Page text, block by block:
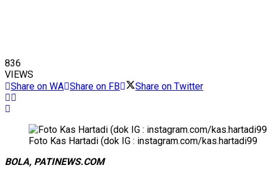
836
VIEWS
Share on WA Share on FB Share on Twitter
Foto Kas Hartadi (dok IG : instagram.com/kas.hartadi99
BOLA, PATINEWS.COM